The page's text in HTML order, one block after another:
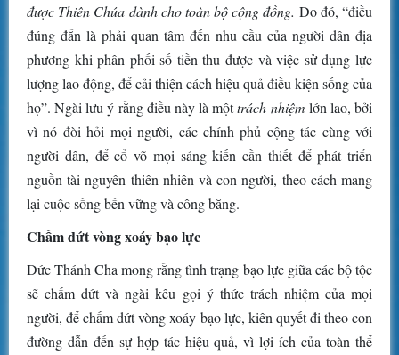
được Thiên Chúa dành cho toàn bộ cộng đồng. Do đó, “điều
đúng đắn là phải quan tâm đến nhu cầu của người dân địa
phương khi phân phối số tiền thu được và việc sử dụng lực
lượng lao động, để cải thiện cách hiệu quả điều kiện sống của
họ”. Ngài lưu ý rằng điều này là mộttrách nhiệm lớn lao, bởi
vì nó đòi hỏi mọi người, các chính phủ cộng tác cùng với
người dân, để cổ võ mọi sáng kiến ​​cần thiết để phát triển
nguồn tài nguyên thiên nhiên và con người, theo cách mang
lại cuộc sống bền vững và công bằng.
Chấm dứt vòng xoáy bạo lực
Đức Thánh Cha mong rằng tình trạng bạo lực giữa các bộ tộc
sẽ chấm dứt và ngài kêu gọi ý thức trách nhiệm của mọi
người, để chấm dứt vòng xoáy bạo lực, kiên quyết đi theo con
đường dẫn đến sự hợp tác hiệu quả, vì lợi ích của toàn thể